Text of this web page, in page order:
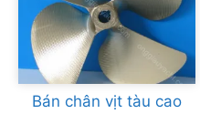
Bán chân vịt tàu cao